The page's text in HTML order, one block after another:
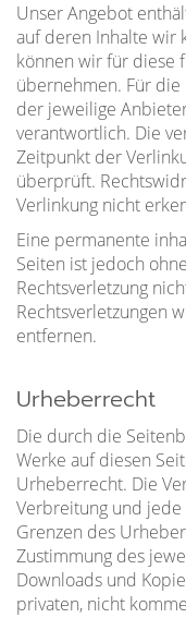
Unser Angebot
auf deren Inhalte wir
können wir für diese
übernehmen. Für
der jeweilige
verantwortlich. Die
Zeitpunkt der
überprüft.
Verlinkung nicht
Eine permanente
Seiten ist jedoch
Rechtsverletzung
Rechtsverletzungen
entfernen.
Urheberrecht
Die durch die
Werke auf diesen
Urheberrecht. Die
Verbreitung und
Grenzen des
Zustimmung des
Downloads und
privaten, nicht